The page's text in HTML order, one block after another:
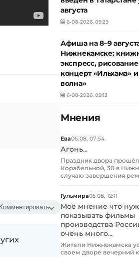
Комментировать
августа
6-08-2026, 09:29
Афиша на 8–9
Нижнекамске:
экспресс,
концерт «Ильхама»
волна»
6-08-2026, 09:12
Мнения
Ева06.08, 07:54
Агонь...
Праздник двора
Корабельной, 30 в
случаю завершения
Гульмира05.08, 12:11
Мое мнение что
показывать фильмы
производства
очень много...
Жители Нижнекамска
своем дворе вечерний